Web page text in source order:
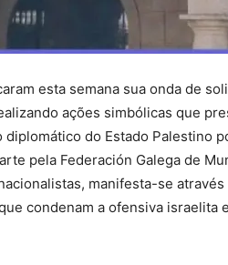
esta semana sua onda de
ações simbólicas que
do Estado Palestino
pela Federación Galega de
manifesta-se
condenam a ofensiva israelita